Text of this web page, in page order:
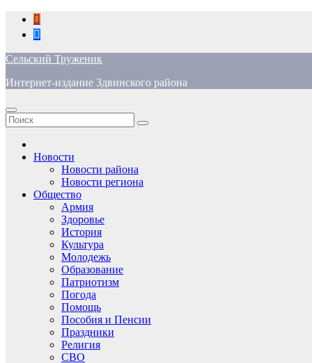
Перейти
содержимому
Сельский Труженик
Интернет-издание Здвинского района
Новости
Новости района
Новости региона
Общество
Армия
Здоровье
История
Культура
Молодежь
Образование
Патриотизм
Погода
Помощь
Пособия и Пенсии
Праздники
Религия
СВО